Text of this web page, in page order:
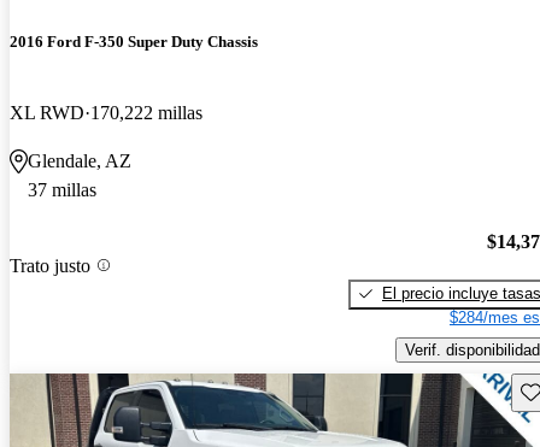
2016 Ford F-350 Super Duty Chassis
XL RWD 170,222 millas
Glendale, AZ
37 millas
Trato justo
El precio incluye tasas
$284/mes
Verif. disponibilidad